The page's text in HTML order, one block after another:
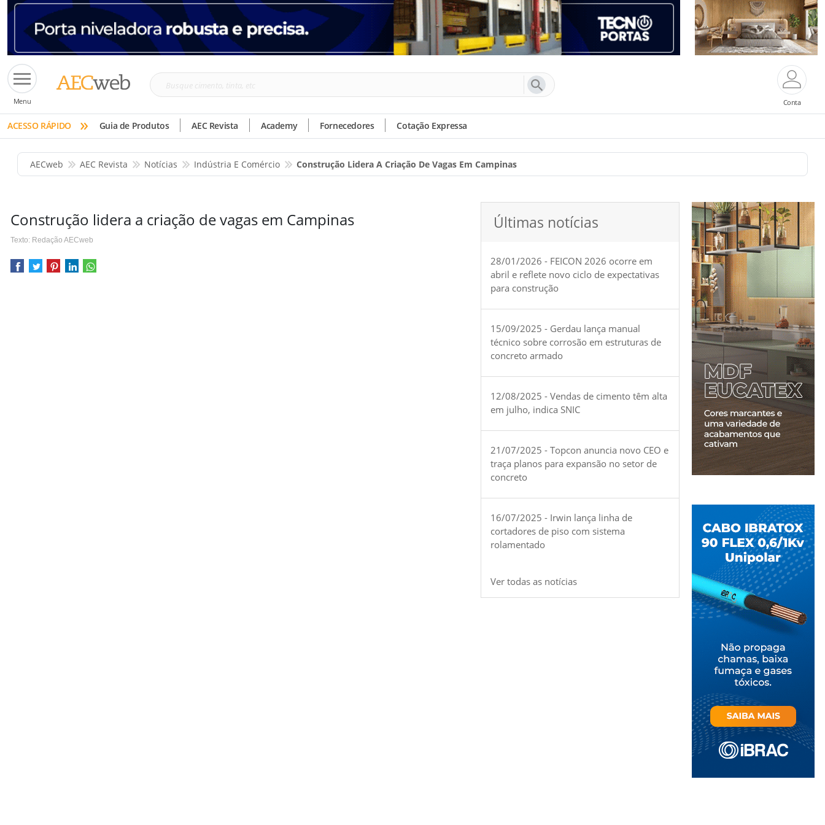
Menu
Busque
tinta,
etc
Conta
ACESSO RÁPIDO » Guia de Produtos AEC Revista Academy Fornecedores Cotação Expressa
AECweb AEC Revista Notícias Indústria E Comércio Construção Lidera A Criação De Vagas Em Campinas
Construção lidera a criação de vagas em Campinas
Texto: Redação AECweb
Últimas notícias
28/01/2026 - FEICON 2026 ocorre em
abril e reflete novo ciclo de expectativas
para construção
15/09/2025 - Gerdau lança manual
técnico sobre corrosão em estruturas de
concreto armado
12/08/2025 - Vendas de cimento têm alta
em julho, indica SNIC
21/07/2025 - Topcon anuncia novo CEO e
traça planos para expansão no setor de
concreto
16/07/2025 - Irwin lança linha de
cortadores de piso com sistema
rolamentado
Ver todas as notícias